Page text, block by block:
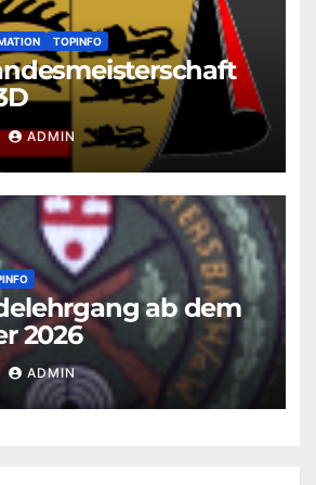
TOPINFO
ADMIN
ab dem
2026
ADMIN